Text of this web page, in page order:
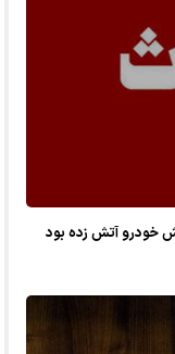
خودرو آتش زده بود